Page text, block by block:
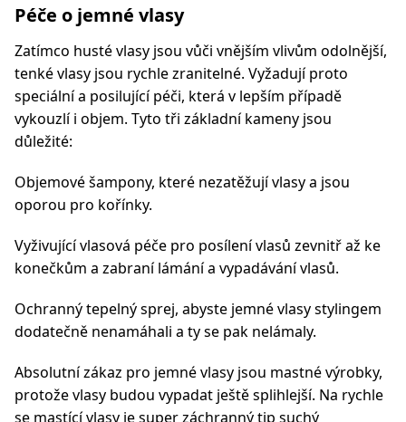
Péče o jemné vlasy
Zatímco husté vlasy jsou vůči vnějším vlivům odolnější,
tenké vlasy jsou rychle zranitelné. Vyžadují proto
speciální a posilující péči, která v lepším případě
vykouzlí i objem. Tyto tři základní kameny jsou
důležité:
Objemové šampony, které nezatěžují vlasy a jsou
oporou pro kořínky.
Vyživující vlasová péče pro posílení vlasů zevnitř až ke
konečkům a zabraní lámání a vypadávání vlasů.
Ochranný tepelný sprej, abyste jemné vlasy stylingem
dodatečně nenamáhali a ty se pak nelámaly.
Absolutní zákaz pro jemné vlasy jsou mastné výrobky,
protože vlasy budou vypadat ještě splihlejší. Na rychle
se mastící vlasy je super záchranný tip suchý